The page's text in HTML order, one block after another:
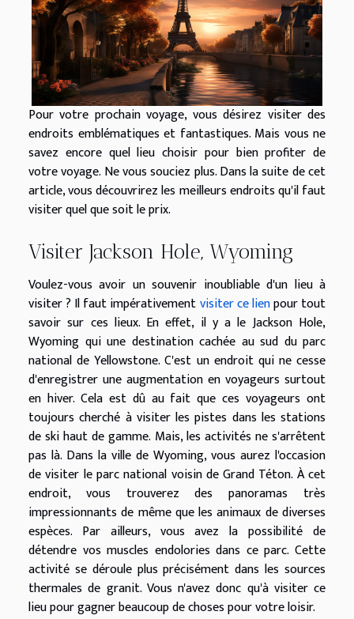
Pour votre prochain voyage, vous désirez visiter des
endroits emblématiques et fantastiques. Mais vous ne
savez encore quel lieu choisir pour bien profiter de
votre voyage. Ne vous souciez plus. Dans la suite de cet
article, vous découvrirez les meilleurs endroits qu'il faut
visiter quel que soit le prix.
Visiter Jackson Hole, Wyoming
Voulez-vous avoir un souvenir inoubliable d'un lieu à
visiter ? Il faut impérativementvisiter ce lienpour tout
savoir sur ces lieux. En effet, il y a le Jackson Hole,
Wyoming qui une destination cachée au sud du parc
national de Yellowstone. C'est un endroit qui ne cesse
d'enregistrer une augmentation en voyageurs surtout
en hiver. Cela est dû au fait que ces voyageurs ont
toujours cherché à visiter les pistes dans les stations
de ski haut de gamme. Mais, les activités ne s'arrêtent
pas là. Dans la ville de Wyoming, vous aurez l'occasion
de visiter le parc national voisin de Grand Téton. À cet
endroit, vous trouverez des panoramas très
impressionnants de même que les animaux de diverses
espèces. Par ailleurs, vous avez la possibilité de
détendre vos muscles endolories dans ce parc. Cette
activité se déroule plus précisément dans les sources
thermales de granit. Vous n'avez donc qu'à visiter ce
lieu pour gagner beaucoup de choses pour votre loisir.